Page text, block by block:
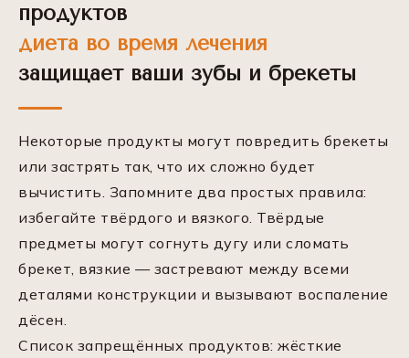
продуктов
диета во время лечения
защищает ваши зубы и брекеты
Некоторые продукты могут повредить брекеты
или застрять так, что их сложно будет
вычистить. Запомните два простых правила:
избегайте твёрдого и вязкого. Твёрдые
предметы могут согнуть дугу или сломать
брекет, вязкие — застревают между всеми
деталями конструкции и вызывают воспаление
дёсен.
Список запрещённых продуктов: жёсткие